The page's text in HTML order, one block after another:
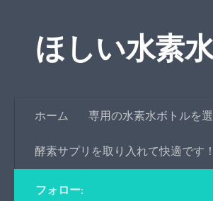
ほしい水素
ホーム 専用の水素水ボトルを
酵素サプリを取り入れて快適です！
フォロー: